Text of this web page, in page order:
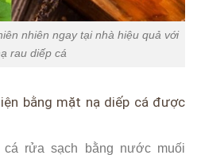
nhiên ngay tại nhà hiệu quả với
rau diếp cá
bằng mặt nạ diếp cá được
cá rửa sạch bằng nước muối